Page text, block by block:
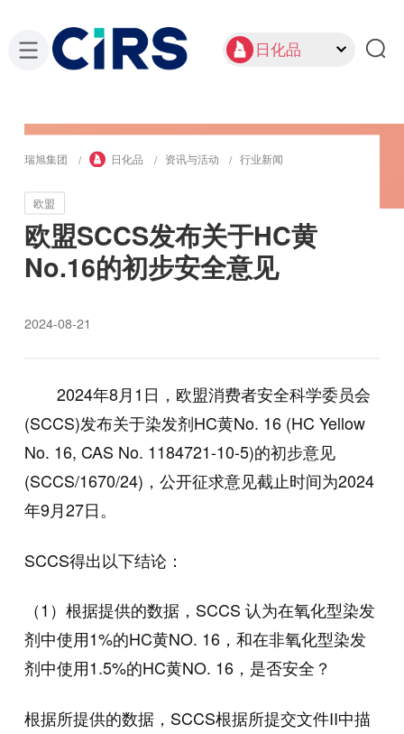
日化品
瑞旭集团 日化品 资讯与活动 行业新闻
欧盟
欧盟SCCS发布关于HC黄
No.16的初步安全意见
2024-08-21
2024年8月1日，欧盟消费者安全科学委员会
(SCCS)发布关于染发剂HC黄No. 16 (HC Yellow
No. 16, CAS No. 1184721-10-5)的初步意见
(SCCS/1670/24)，公开征求意见截止时间为2024
年9月27日。
SCCS得出以下结论：
（1）根据提供的数据，SCCS 认为在氧化型染发
剂中使用1%的HC黄NO. 16，和在非氧化型染发
剂中使用1.5%的HC黄NO. 16，是否安全？
根据所提供的数据，SCCS根据所提交文件II中描